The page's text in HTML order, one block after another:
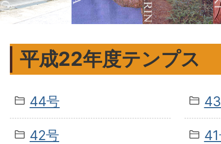
平成22年度テンプス
44号
42号